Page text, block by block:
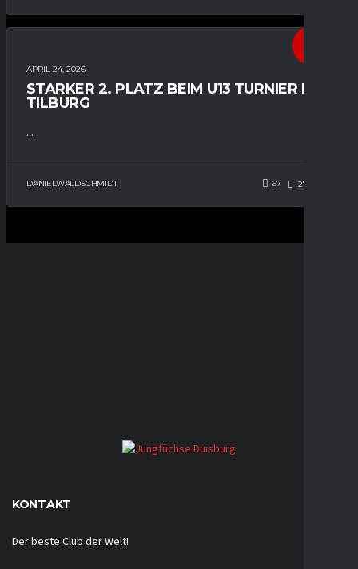
APRIL 24, 2026
STARKER 2. PLATZ BEIM U13 TURNIER IN
TILBURG
...
DANIELWALDSCHMIDT 67 273
KONTAKT
Der beste Club der Welt!